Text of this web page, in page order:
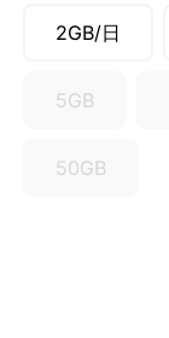
2GB/日
5GB
50GB